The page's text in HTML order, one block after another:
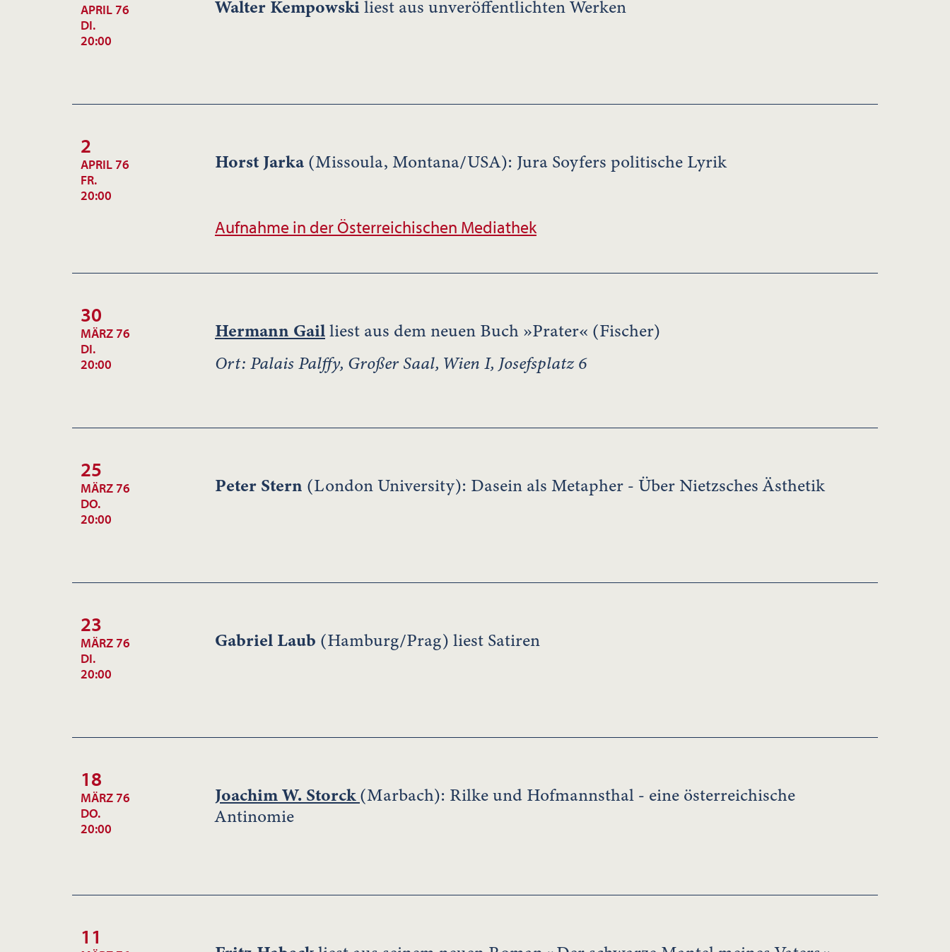
APRIL 76
DI.
20:00
Walter Kempowskiliest aus unveröffentlichten Werken
2
APRIL 76
FR.
20:00
Horst Jarka (Missoula, Montana/USA): Jura Soyfers politische Lyrik
Aufnahme in der Österreichischen Mediathek
30
MÄRZ 76
DI.
20:00
Hermann Gailliest aus dem neuen Buch »Prater« (Fischer)
Ort: Palais Palffy, Großer Saal, Wien I, Josefsplatz 6
25
MÄRZ 76
DO.
20:00
Peter Stern (London University): Dasein als Metapher - Über Nietzsches Ästhetik
23
MÄRZ 76
DI.
20:00
Gabriel Laub (Hamburg/Prag) liest Satiren
18
MÄRZ 76
DO.
20:00
Joachim W. Storck (Marbach): Rilke und Hofmannsthal - eine österreichische
Antinomie
11